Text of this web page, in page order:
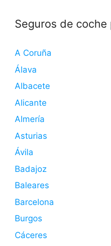
Seguros de coche
A Coruña
Álava
Albacete
Alicante
Almería
Asturias
Ávila
Badajoz
Baleares
Barcelona
Burgos
Cáceres